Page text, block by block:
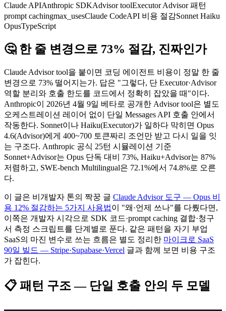
Claude APIAnthropic SDKAdvisor toolExecutor Advisor 패턴
prompt cachingmax_usesClaude CodeAPI 비용 절감Sonnet Haiku
OpusTypeScript
🤔 한 줄 변경으로 73% 절감, 진짜인가
Claude Advisor tool을 붙이면 코딩 에이전트 비용이 정말 한 줄
변경으로 73% 떨어지는가. 답은 "그렇다, 단 Executor·Advisor
역할 분리와 호출 한도를 코드에서 정확히 잡았을 때"이다.
Anthropic이 2026년 4월 9일 베타로 공개한 Advisor tool은 별도
오케스트레이션 레이어 없이 단일 Messages API 호출 안에서
작동한다. Sonnet이나 Haiku(Executor)가 일하다 막히면 Opus
4.6(Advisor)에게 400~700 토큰짜리 조언만 받고 다시 일을 잇
는 구조다. Anthropic 공식 25턴 시뮬레이션 기준
Sonnet+Advisor는 Opus 단독 대비 73%, Haiku+Advisor는 87%
저렴하고, SWE-bench Multilingual은 72.1%에서 74.8%로 오른
다.
이 글은 비개발자 톤의 짝꿍 글 Claude Advisor 도구 — Opus 비
용 12% 절감하는 5가지 사용법이 "왜·언제 쓰나"를 다뤘다면,
이쪽은 개발자 시각으로 SDK 코드·prompt caching 결합·청구
서 측정 스크립트를 단계별로 푼다. 같은 패턴을 자기 부업
SaaS의 마진 변수로 쓰는 흐름은 별도 정리한 마이크로 SaaS
90일 빌드 — Stripe·Supabase·Vercel 글과 함께 보면 비용 구조
가 잡힌다.
📋 패턴 구조 — 단일 호출 안의 두 모델